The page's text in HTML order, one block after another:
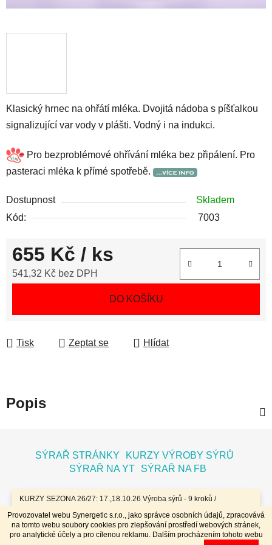
Provozovatel webu Synergetic s.r.o., jako správce osobních údajů, zpracovává
na tomto webu soubory cookies pro zlepšování prostředí webových stránek,
pro analytické účely a pro cílenou reklamu. Dalším procházením tohoto webu
KURZY SEZONA 26/27: 17.,18.10.26 Výroba sýrů - 9 kroků /
7.11.26 Bochníky - tvrdé zrající sýry / 8.11.26 Jogurty, Zákysy, Kefír
a Tvaroh + Hnětené a Tažené sýry/ 23.,24.1.27 Sýry doma /
20.,21.3.27 Výroba sýrů - 9 kroků / 10.4.27 Plísňáky - zrající sýry s
plísní / 11.4.27 Bochníky - tvrdé zrající sýry / 29.4..-2.5.27 Sýry 4
Klasický hrnec na ohřátí mléka. Dvojitá nádoba s píšťalkou
signalizující var vody v plášti. Vodný i na indukci.
Pro bezproblémové ohřívání mléka bez připálení. Pro
pasteraci mléka k přímé spotřebě.
Dostupnost
Skladem
Kód:
7003
655 Kč / ks
541,32 Kč bez DPH
DO KOŠÍKU
Tisk Zeptat se Hlídat
Popis
SÝRAŘ STRÁNKY
KURZY VÝROBY SÝRŮ
SÝRAŘ NA YT
SÝRAŘ NA FB
Vytvořil Shoptet